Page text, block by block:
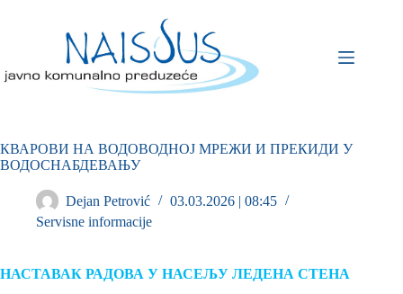
КВАРОВИ НА ВОДОВОДНОЈ МРЕЖИ И ПРЕКИДИ У
ВОДОСНАБДЕВАЊУ
Dejan Petrović
03.03.2026 | 08:45
Servisne informacije
НАСТАВАК РАДОВА У НАСЕЉУ ЛЕДЕНА СТЕНА